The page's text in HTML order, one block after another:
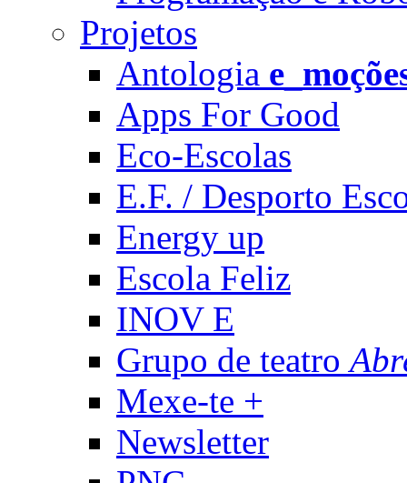
Projetos
Antologia
Apps For Good
Eco-Escolas
E.F. / Desporto
Energy up
Escola Feliz
INOV E
Grupo de teatro
Mexe-te +
Newsletter